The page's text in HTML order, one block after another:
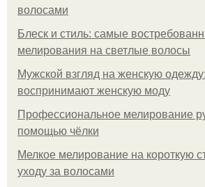
волосами
Блеск и стиль: самые
мелирования на светлые волосы
Мужской взгляд на женскую
воспринимают женскую моду
Профессиональное мелирование
помощью чёлки
Мелкое мелирование на короткую
уходу за волосами